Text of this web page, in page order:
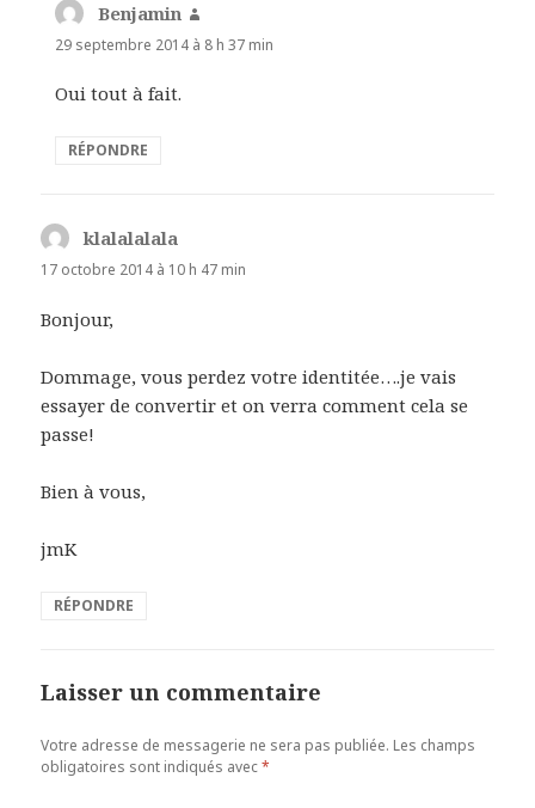
Benjamin
29 septembre 2014 à 8 h 37 min
Oui tout à fait.
RÉPONDRE
klalalalala
17 octobre 2014 à 10 h 47 min
Bonjour,
Dommage, vous perdez votre identitée….je vais
essayer de convertir et on verra comment cela se
passe!
Bien à vous,
jmK
RÉPONDRE
Laisser un commentaire
Votre adresse de messagerie ne sera pas publiée. Les champs
obligatoires sont indiqués avec*